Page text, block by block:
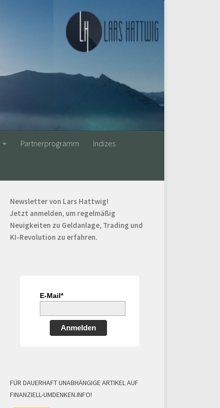
Partnerprogramm Indizes
Newsletter von Lars Hattwig!
Jetzt anmelden, um regelmäßig
Neuigkeiten zu Geldanlage, Trading und
KI-Revolution zu erfahren.
E-Mail*
Anmelden
FÜR DAUERHAFT UNABHÄNGIGE ARTIKEL AUF
FINANZIELL-UMDENKEN.INFO!